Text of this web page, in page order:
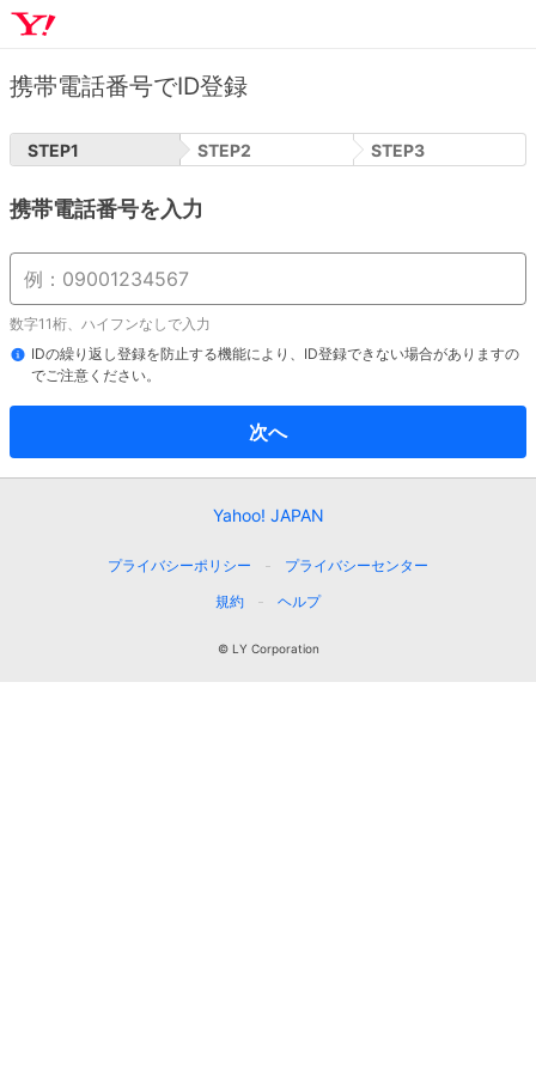
携帯電話番号でID登録
STEP1 STEP2 STEP3
携帯電話番号を入力
数字11桁、ハイフンなしで入力
IDの繰り返し登録を防止する機能により、ID登録できない場合がありますの
でご注意ください。
次へ
Yahoo! JAPAN
プライバシーポリシー
プライバシーセンター
規約
ヘルプ
© LY Corporation